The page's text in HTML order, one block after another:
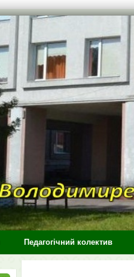
>
Педагогічний колектив